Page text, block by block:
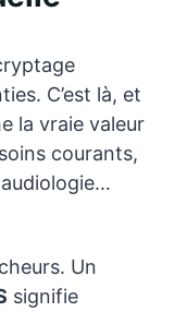
C’est là, et
la vraie valeur
courants,
Un
signifie